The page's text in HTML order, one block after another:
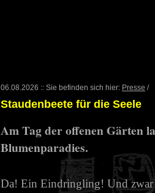
06.08.2026 :: Sie befinden sich hier: Presse /
Staudenbeete für die Seele
Am Tag der offenen Gärten
Blumenparadies.
Da! Ein Eindringling! Und zwar